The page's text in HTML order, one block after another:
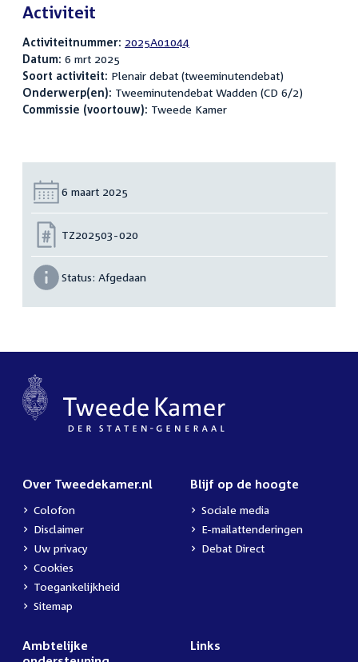
Activiteit
Activiteitnummer: 2025A01044
Datum: 6 mrt 2025
Soort activiteit: Plenair debat (tweeminutendebat)
Onderwerp(en): Tweeminutendebat Wadden (CD 6/2)
Commissie (voortouw): Tweede Kamer
Datum:
6 maart 2025
Nummer:
TZ202503-020
Status: Afgedaan
Over Tweedekamer.nl
Colofon
Disclaimer
Uw privacy
Cookies
Toegankelijkheid
Sitemap
Blijf op de hoogte
Sociale media
E-mailattenderingen
Debat Direct
Ambtelijke
Links